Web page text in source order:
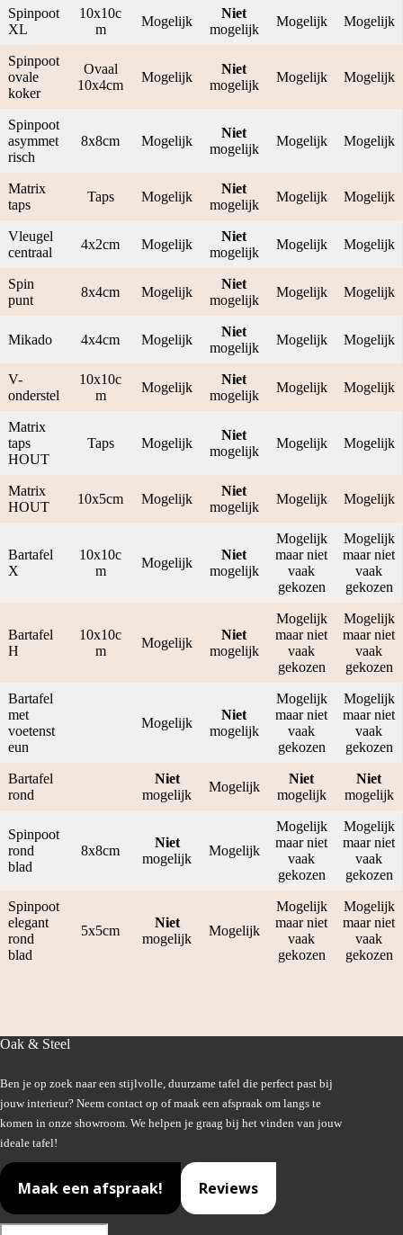
Spinpoot
XL
10x10c
m
Mogelijk
Niet
mogelijk
Mogelijk Mogelijk
Spinpoot
ovale
koker
Ovaal
10x4cm
Mogelijk
Niet
mogelijk
Mogelijk Mogelijk
Spinpoot
asymmet
risch
8x8cm Mogelijk
Niet
mogelijk
Mogelijk Mogelijk
Matrix
taps
Taps Mogelijk
Niet
mogelijk
Mogelijk Mogelijk
Vleugel
centraal
4x2cm Mogelijk
Niet
mogelijk
Mogelijk Mogelijk
Spin
punt
8x4cm Mogelijk
Niet
mogelijk
Mogelijk Mogelijk
Mikado 4x4cm Mogelijk
Niet
mogelijk
Mogelijk Mogelijk
V-
onderstel
10x10c
m
Mogelijk
Niet
mogelijk
Mogelijk Mogelijk
Matrix
taps
HOUT
Taps Mogelijk
Niet
mogelijk
Mogelijk Mogelijk
Matrix
HOUT
10x5cm Mogelijk
Niet
mogelijk
Mogelijk Mogelijk
Bartafel
X
10x10c
m
Mogelijk
Niet
mogelijk
Mogelijk
maar niet
vaak
gekozen
Mogelijk
maar niet
vaak
gekozen
Bartafel
H
10x10c
m
Mogelijk
Niet
mogelijk
Mogelijk
maar niet
vaak
gekozen
Mogelijk
maar niet
vaak
gekozen
Bartafel
met
voetenst
eun
Mogelijk
Niet
mogelijk
Mogelijk
maar niet
vaak
gekozen
Mogelijk
maar niet
vaak
gekozen
Bartafel
rond
Niet
mogelijk
Mogelijk
Niet
mogelijk
Niet
mogelijk
Spinpoot
rond
blad
8x8cm
Niet
mogelijk
Mogelijk
Mogelijk
maar niet
vaak
gekozen
Mogelijk
maar niet
vaak
gekozen
Spinpoot
elegant
rond
blad
5x5cm
Niet
mogelijk
Mogelijk
Mogelijk
maar niet
vaak
gekozen
Mogelijk
maar niet
vaak
gekozen
Oak & Steel
Ben je op zoek naar een stijlvolle, duurzame tafel die perfect past bij
jouw interieur? Neem contact op of maak een afspraak om langs te
komen in onze showroom. We helpen je graag bij het vinden van jouw
ideale tafel!
Maak een afspraak! Reviews